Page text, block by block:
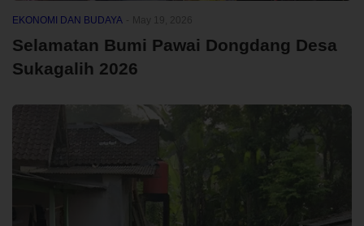
EKONOMI DAN BUDAYA
Selamatan Bumi Pawai Dongdang Desa
Sukagalih 2026